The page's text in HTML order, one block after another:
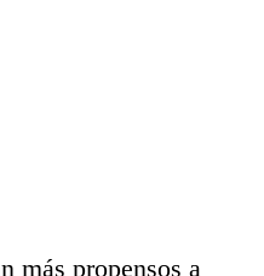
más propensos a